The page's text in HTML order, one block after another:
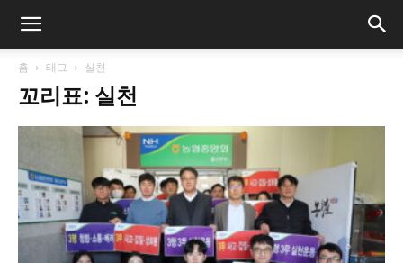
홈 태그 실천
꼬리표: 실천